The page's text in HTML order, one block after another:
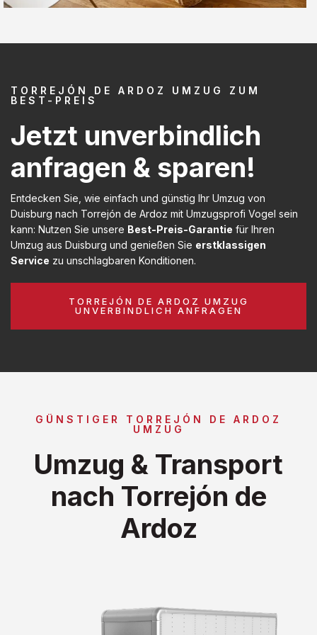
TORREJÓN DE ARDOZ UMZUG ZUM
BEST-PREIS
Jetzt unverbindlich
anfragen & sparen!
Entdecken Sie, wie einfach und günstig Ihr Umzug von
Duisburg nach Torrejón de Ardoz mit Umzugsprofi Vogel sein
kann: Nutzen Sie unsere Best-Preis-Garantie für Ihren
Umzug aus Duisburg und genießen Sie erstklassigen
Service zu unschlagbaren Konditionen.
TORREJÓN DE ARDOZ UMZUG
UNVERBINDLICH ANFRAGEN
GÜNSTIGER TORREJÓN DE ARDOZ
UMZUG
Umzug & Transport
nach Torrejón de
Ardoz